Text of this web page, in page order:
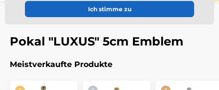
Einführung
Pokale "LUXUS"
Pokal "LUXUS" 5cm Emblem
Meistverkaufte Produkte
Ich stimme zu